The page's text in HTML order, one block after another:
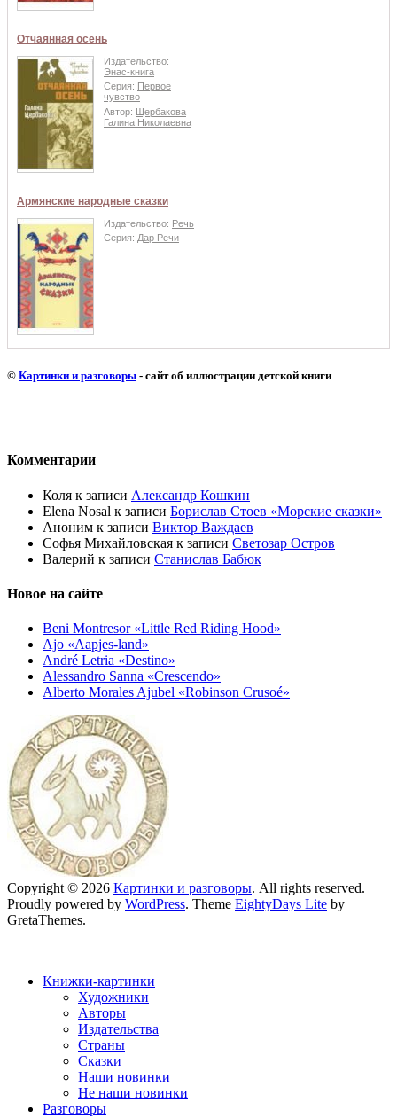
Отчаянная осень
Издательство:
Энас-книга
Серия: Первое
чувство
Автор: Щербакова
Галина Николаевна
Армянские народные сказки
Издательство: Речь
Серия: Дар Речи
© Картинки и разговоры - сайт об иллюстрации детской книги
Комментарии
Коля к записи Александр Кошкин
Elena Nosal к записи Борислав Стоев «Морские сказки»
Аноним к записи Виктор Важдаев
Софья Михайловская к записи Светозар Остров
Валерий к записи Станислав Бабюк
Новое на сайте
Beni Montresor «Little Red Riding Hood»
Ajo «Aapjes-land»
André Letria «Destino»
Alessandro Sanna «Crescendo»
Alberto Morales Ajubel «Robinson Crusoé»
Copyright © 2026 Картинки и разговоры. All rights reserved.
Proudly powered by WordPress. Theme EightyDays Lite by
GretaThemes.
Книжки-картинки
Художники
Авторы
Издательства
Страны
Сказки
Наши новинки
Не наши новинки
Разговоры